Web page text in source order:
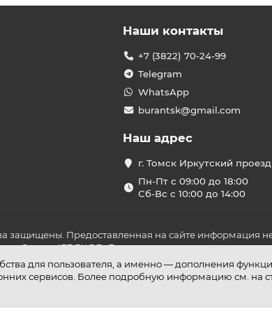
для пользователя, а именно — дополнения
сервисов. Более подробную информацию см. на
Наши контакты
+7 (3822) 70-24-99
Telegram
WhatsApp
burantsk@gmail.com
Наш адрес
г. Томск Иркутский проезд
Пн-Пт с 09:00 до 18:00
Сб-Вс с 10:00 до 14:00
защищены. Предоставленная на сайте информация
Статьи 437 ГК РФ. До оплаты товара удостоверьтесь